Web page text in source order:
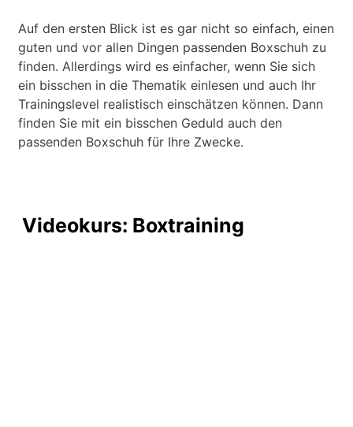
Auf den ersten Blick ist es gar nicht so einfach, einen
guten und vor allen Dingen passenden Boxschuh zu
finden. Allerdings wird es einfacher, wenn Sie sich
ein bisschen in die Thematik einlesen und auch Ihr
Trainingslevel realistisch einschätzen können. Dann
finden Sie mit ein bisschen Geduld auch den
passenden Boxschuh für Ihre Zwecke.
Videokurs: Boxtraining